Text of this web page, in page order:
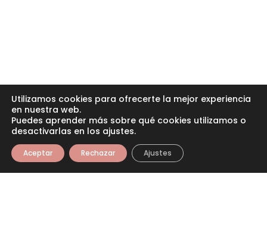
Utilizamos cookies para ofrecerte la mejor experiencia
en nuestra web.
Puedes aprender más sobre qué cookies utilizamos o
desactivarlas en los ajustes.
Aceptar Rechazar Ajustes